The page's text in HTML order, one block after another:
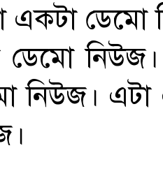
একটা ডেমো
ডেমো
নিউজ।